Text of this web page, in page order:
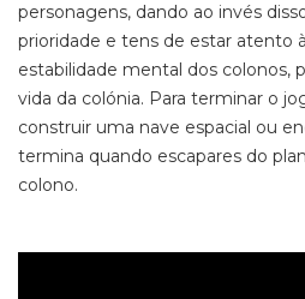
personagens, dando ao invés
prioridade e tens de estar atento
estabilidade mental dos colonos,
vida da colónia. Para terminar o
construir uma nave espacial ou
termina quando escapares do
colono.